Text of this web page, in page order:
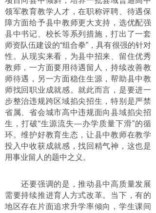
领军教育教学人才，在职称评聘、待遇保
障方面给予县中教师更大支持，选优配强
县中书记、校长等系列措施，打出了一套
师资队伍建设的“组合拳”，具有很强的针对
性。从现实来看，为县中招来、留住优秀
教师，一方面要用待遇留人，持续改善教
师待遇，另一方面稳住生源，帮助县中教
师找回职业成就感。就此而言，是要进一
步整治违规跨区域掐尖招生，特别是严禁
省属、省会城市高中违规面向县域掐尖招
生，打破“生源流失—办学质量下滑”的循
环。维护好教育生态，让县中教师在教学
投入中收获成就感，找回精气神，这也是
用事业留人的题中之义。
还要强调的是，推动县中高质量发展
需要持续推进育人方式改革。当下，有的
地区存在片面追求升学率倾向，学生课间